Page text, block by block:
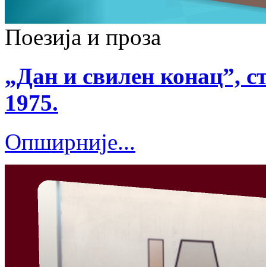
Поезија и проза
„Дан и свилен конац”,
1975.
Опширније...